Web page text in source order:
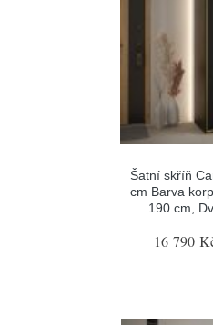
Šatní skříň
cm Barva
190 cm,
16 790